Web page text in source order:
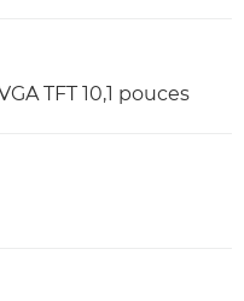
TFT 10,1 pouces